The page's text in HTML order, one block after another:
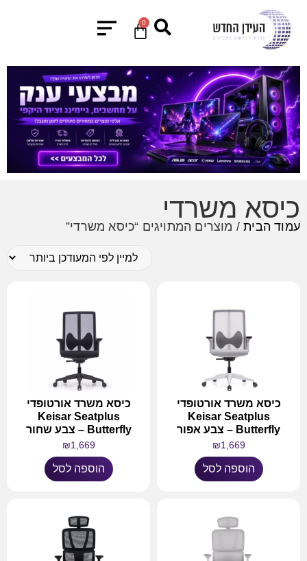
0
כיסא משרדי
עמוד הבית/ מוצרים המתויגים “כיסא משרדי”
כיסא משרד אורטופדי
Keisar Seatplus
Butterfly – צבע אפור
₪1,669
הוספה לסל
כיסא משרד אורטופדי
Keisar Seatplus
Butterfly – צבע שחור
₪1,669
הוספה לסל